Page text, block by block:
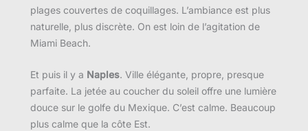
plages couvertes de coquillages. L’ambiance est plus
naturelle, plus discrète. On est loin de l’agitation de
Miami Beach.
Et puis il y a Naples. Ville élégante, propre, presque
parfaite. La jetée au coucher du soleil offre une lumière
douce sur le golfe du Mexique. C’est calme. Beaucoup
plus calme que la côte Est.